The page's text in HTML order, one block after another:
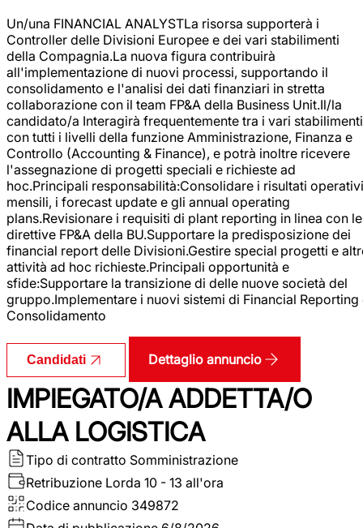
Un/una FINANCIAL ANALYSTLa risorsa supporterà i
Controller delle Divisioni Europee e dei vari stabilimenti
della Compagnia.La nuova figura contribuirà
all'implementazione di nuovi processi, supportando il
consolidamento e l'analisi dei dati finanziari in stretta
collaborazione con il team FP&A della Business Unit.Il/la
candidato/a Interagirà frequentemente tra i vari stabilimenti
con tutti i livelli della funzione Amministrazione, Finanza e
Controllo (Accounting & Finance), e potrà inoltre ricevere
l'assegnazione di progetti speciali e richieste ad
hoc.Principali responsabilità:Consolidare i risultati operativi
mensili, i forecast update e gli annual operating
plans.Revisionare i requisiti di plant reporting in linea con le
direttive FP&A della BU.Supportare la predisposizione dei
financial report delle Divisioni.Gestire special progetti e
attività ad hoc richieste.Principali opportunità e
sfide:Supportare la transizione di delle nuove società del
gruppo.Implementare i nuovi sistemi di Financial Reporting
Consolidamento
Candidati Dettaglio annuncio
IMPIEGATO/A ADDETTA/O
ALLA LOGISTICA
Tipo di contratto Somministrazione
Retribuzione Lorda 10 - 13 all'ora
Codice annuncio 349872